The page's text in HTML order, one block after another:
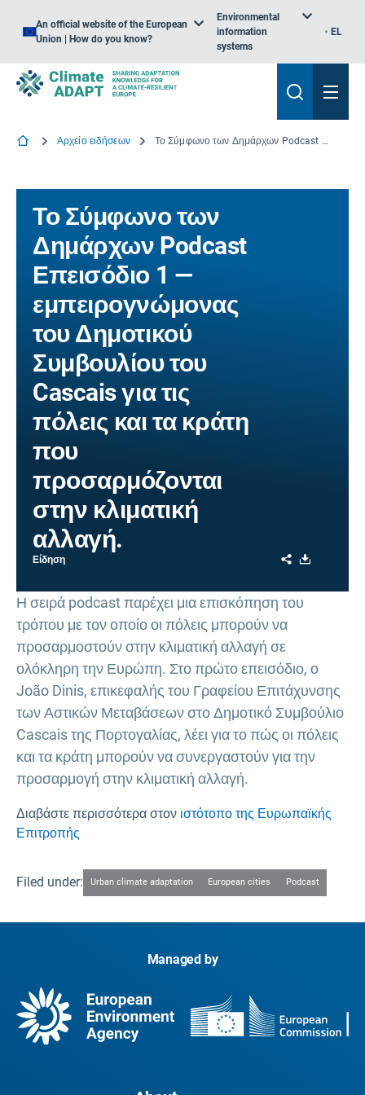
An official website of the European
Union | How do you know?
Environmental
information
systems
EL
Αρχείο ειδήσεων Το Σύμφωνο των Δημάρχων Podcast Επεισόδιο 1 — εμπειρογνώμονας του Δημοτικού Συμβουλίου του Cascais για τις πόλεις και τα κράτη που προσαρμόζονται στην κλιματική αλλαγή.
Το Σύμφωνο των
Δημάρχων Podcast
Επεισόδιο 1 —
εμπειρογνώμονας
του Δημοτικού
Συμβουλίου του
Cascais για τις
πόλεις και τα κράτη
που
προσαρμόζονται
στην κλιματική
αλλαγή.
Είδηση Share
Η σειρά podcast παρέχει μια επισκόπηση του
τρόπου με τον οποίο οι πόλεις μπορούν να
προσαρμοστούν στην κλιματική αλλαγή σε
ολόκληρη την Ευρώπη. Στο πρώτο επεισόδιο, ο
João Dinis, επικεφαλής του Γραφείου Επιτάχυνσης
των Αστικών Μεταβάσεων στο Δημοτικό Συμβούλιο
Cascais της Πορτογαλίας, λέει για το πώς οι πόλεις
και τα κράτη μπορούν να συνεργαστούν για την
προσαρμογή στην κλιματική αλλαγή.
Διαβάστε περισσότερα στον ιστότοπο της Ευρωπαϊκής
Επιτροπής
Filed under: Urban climate adaptation European cities Podcast
Managed by